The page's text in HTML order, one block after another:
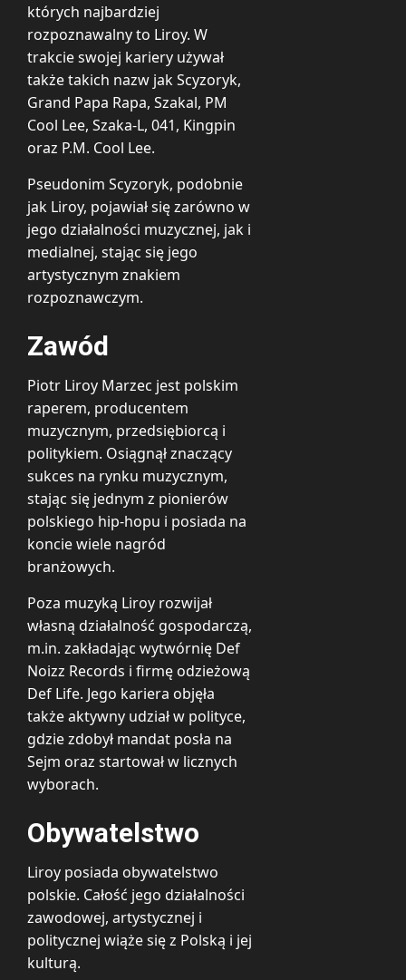
których najbardziej
rozpoznawalny to Liroy. W
trakcie swojej kariery używał
także takich nazw jak Scyzoryk,
Grand Papa Rapa, Szakal, PM
Cool Lee, Szaka-L, 041, Kingpin
oraz P.M. Cool Lee.
Pseudonim Scyzoryk, podobnie
jak Liroy, pojawiał się zarówno w
jego działalności muzycznej, jak i
medialnej, stając się jego
artystycznym znakiem
rozpoznawczym.
Zawód
Piotr Liroy Marzec jest polskim
raperem, producentem
muzycznym, przedsiębiorcą i
politykiem. Osiągnął znaczący
sukces na rynku muzycznym,
stając się jednym z pionierów
polskiego hip-hopu i posiada na
koncie wiele nagród
branżowych.
Poza muzyką Liroy rozwijał
własną działalność gospodarczą,
m.in. zakładając wytwórnię Def
Noizz Records i firmę odzieżową
Def Life. Jego kariera objęła
także aktywny udział w polityce,
gdzie zdobył mandat posła na
Sejm oraz startował w licznych
wyborach.
Obywatelstwo
Liroy posiada obywatelstwo
polskie. Całość jego działalności
zawodowej, artystycznej i
politycznej wiąże się z Polską i jej
kulturą.